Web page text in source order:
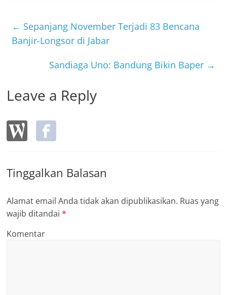
b
o
← Sepanjang November Terjadi 83 Bencana
Banjir-Longsor di Jabar
Sandiaga Uno: Bandung Bikin Baper →
Leave a Reply
Tinggalkan Balasan
Alamat email Anda tidak akan dipublikasikan. Ruas yang
wajib ditandai*
Komentar